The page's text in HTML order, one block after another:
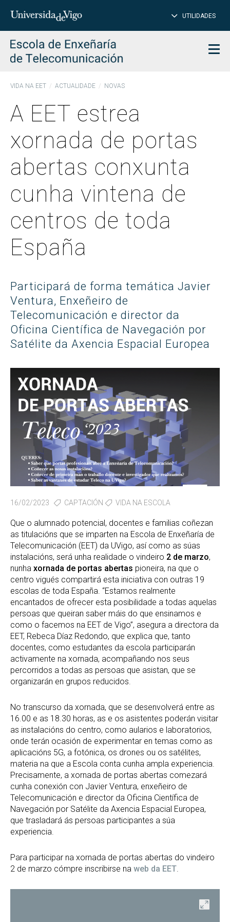
Introduce
para
buscar
UTILIDADES
VIDA NA EET ACTUALIDADE NOVAS
A EET estrea
xornada de portas
abertas conxunta
cunha vintena de
centros de toda
España
Participará de forma temática Javier
Ventura, Enxeñeiro de
Telecomunicación e director da
Oficina Científica de Navegación por
Satélite da Axencia Espacial Europea
16/02/2023 CAPTACIÓN VIDA NA ESCOLA
Que o alumnado potencial, docentes e familias coñezan
as titulacións que se imparten na Escola de Enxeñaría de
Telecomunicación (EET) da UVigo, así como as súas
instalacións, será unha realidade o vindeiro 2 de marzo,
nunha xornada de portas abertas pioneira, na que o
centro vigués compartirá esta iniciativa con outras 19
escolas de toda España. “Estamos realmente
encantados de ofrecer esta posibilidade a todas aquelas
persoas que queiran saber máis do que ensinamos e
como o facemos na EET de Vigo”, asegura a directora da
EET, Rebeca Díaz Redondo, que explica que, tanto
docentes, como estudantes da escola participarán
activamente na xornada, acompañando nos seus
percorridos a todas as persoas que asistan, que se
organizarán en grupos reducidos.
No transcurso da xornada, que se desenvolverá entre as
16.00 e as 18.30 horas, as e os asistentes poderán visitar
as instalacións do centro, como aularios e laboratorios,
onde terán ocasión de experimentar en temas como as
aplicacións 5G, a fotónica, os drones ou os satélites,
materia na que a Escola conta cunha ampla experiencia.
Precisamente, a xornada de portas abertas comezará
cunha conexión con Javier Ventura, enxeñeiro de
Telecomunicación e director da Oficina Científica de
Navegación por Satélite da Axencia Espacial Europea,
que trasladará ás persoas participantes a súa
experiencia.
Para participar na xornada de portas abertas do vindeiro
2 de marzo cómpre inscribirse na web da EET
Abrir